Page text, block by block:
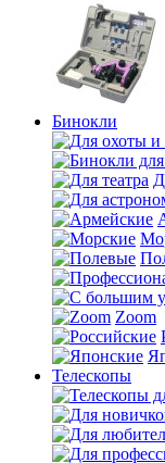
Бинокли
Zoom
Телескопы